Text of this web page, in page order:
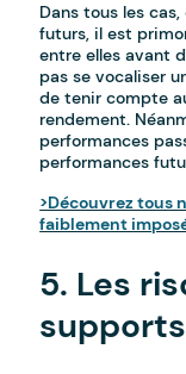
Dans tous les
futurs, il est
entre elles avant
pas se vocaliser
de tenir compte
rendement.
performances
performances
>Découvrez tous
faiblement
5. Les